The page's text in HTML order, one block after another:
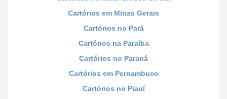
Cartórios em Minas Gerais
Cartórios no Pará
Cartórios na Paraíba
Cartórios no Paraná
Cartórios em Pernambuco
Cartórios no Piauí